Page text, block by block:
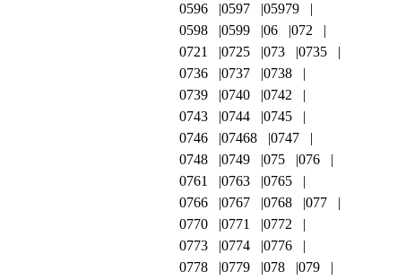
0596
0597
05979
0598
0599 06
072
0721
0725 073
0735
0736
0737
0738
0739
0740
0742
0743
0744
0745
0746
07468
0747
0748
0749 075
076
0761
0763
0765
0766
0767 0768
077
0770
0771
0772
0773
0774
0776
0778
0779 078
079